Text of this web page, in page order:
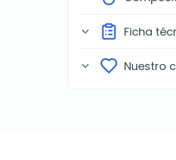
expand_more Ficha
expand_more Nuestro